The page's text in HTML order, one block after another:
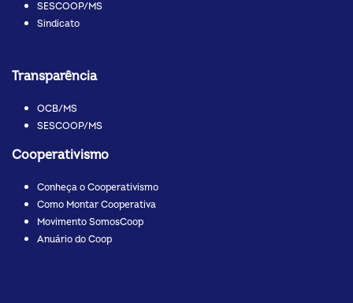
SESCOOP/MS
Sindicato
Transparência
OCB/MS
SESCOOP/MS
Cooperativismo
Conheça o Cooperativismo
Como Montar Cooperativa
Movimento SomosCoop
Anuário do Coop